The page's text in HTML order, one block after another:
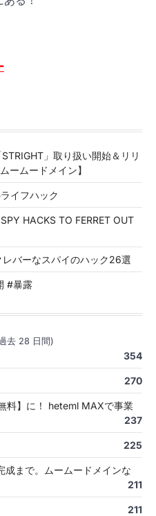
」取り扱い開始＆リリ
ームードメイン】
イフハック
HACKS TO FERRET OUT
バーなスパイのハック26選
#暴露
去 28 日間)
354
270
料】に！ heteml MAXで事業
237
225
成まで。ムームードメインな
211
211